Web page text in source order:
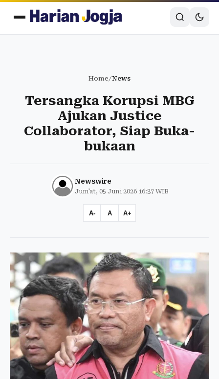
Home/News
Tersangka Korupsi MBG
Ajukan Justice
Collaborator, Siap Buka-
bukaan
Newswire
Jum'at, 05 Juni 2026 16:37 WIB
A- A A+